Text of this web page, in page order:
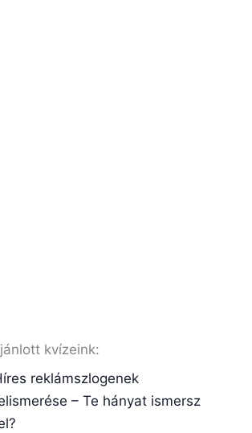
kvízeink:
reklámszlogenek
– Te hányat ismersz